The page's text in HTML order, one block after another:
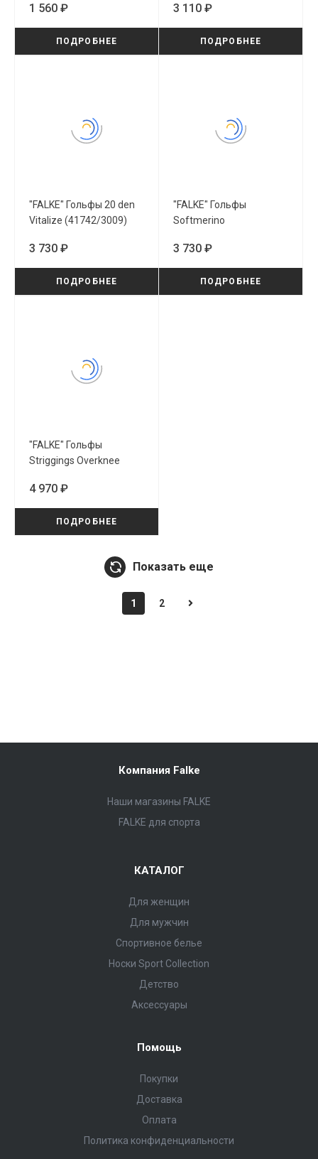
1 560 ₽
ПОДРОБНЕЕ
3 110 ₽
ПОДРОБНЕЕ
"FALKE" Гольфы 20 den
Vitalize (41742/3009)
3 730 ₽
ПОДРОБНЕЕ
"FALKE" Гольфы
Softmerino
3 730 ₽
ПОДРОБНЕЕ
"FALKE" Гольфы
Striggings Overknee
4 970 ₽
ПОДРОБНЕЕ
Показать еще
1 2
Компания Falke
Наши магазины FALKE
FALKE для спорта
КАТАЛОГ
Для женщин
Для мужчин
Спортивное белье
Носки Sport Collection
Детство
Аксессуары
Помощь
Покупки
Доставка
Оплата
Политика конфиденциальности